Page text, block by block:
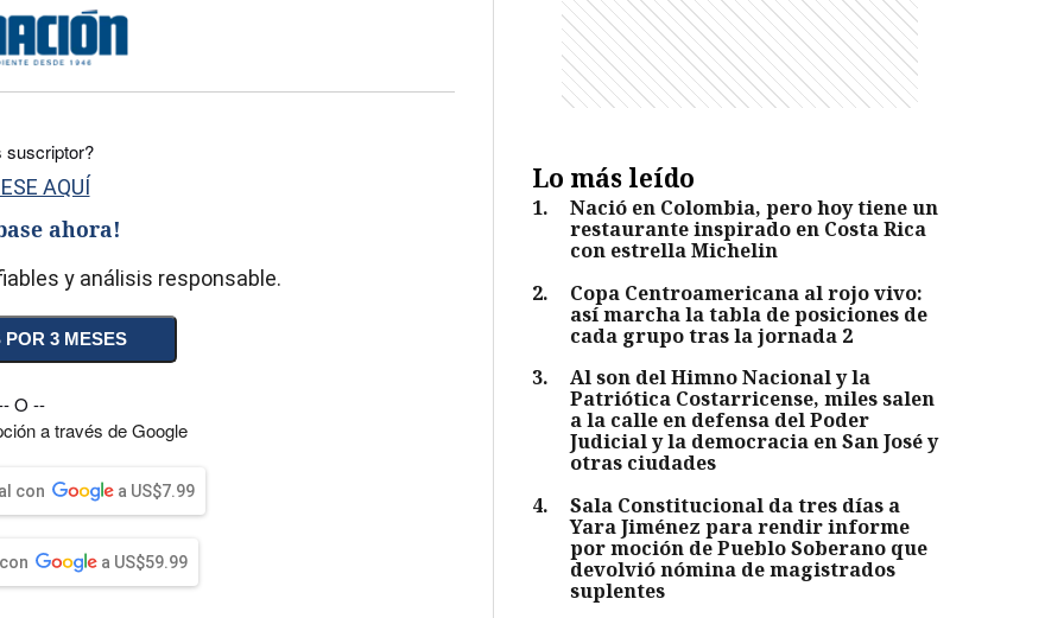
Lo más leído
1.
Nació en Colombia, pero hoy tiene un
restaurante inspirado en Costa Rica
con estrella Michelin
2.
Copa Centroamericana al rojo vivo:
así marcha la tabla de posiciones de
cada grupo tras la jornada 2
3.
Al son del Himno Nacional y la
Patriótica Costarricense, miles salen
a la calle en defensa del Poder
Judicial y la democracia en San José y
otras ciudades
4.
Sala Constitucional da tres días a
Yara Jiménez para rendir informe
por moción de Pueblo Soberano que
devolvió nómina de magistrados
suplentes